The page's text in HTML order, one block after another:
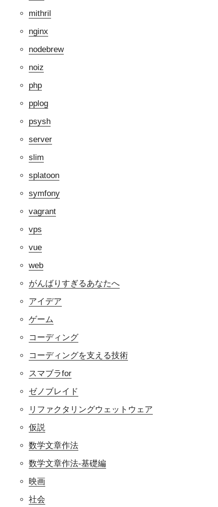
mithril
nginx
nodebrew
noiz
php
pplog
psysh
server
slim
splatoon
symfony
vagrant
vps
vue
web
がんばりすぎるあなたへ
アイデア
ゲーム
コーディング
コーディングを支える技術
スマブラfor
ゼノブレイド
リファクタリングウェットウェア
仮説
数学文章作法
数学文章作法-基礎編
映画
社会